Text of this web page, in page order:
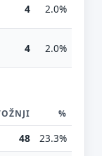
4 2.0%
4 2.0%
%
48 23.3%